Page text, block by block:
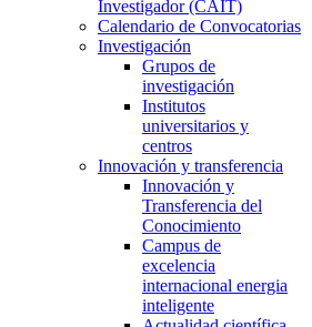
Investigador (CAIT)
Calendario de Convocatorias
Investigación
Grupos de
investigación
Institutos
universitarios y
centros
Innovación y transferencia
Innovación y
Transferencia del
Conocimiento
Campus de
excelencia
internacional energia
inteligente